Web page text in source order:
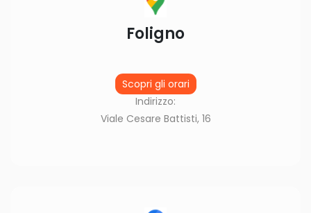
Foligno
Scopri gli orari
Indirizzo:
Viale Cesare Battisti, 16